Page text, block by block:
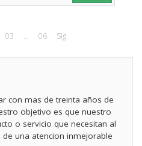
03 ... 06 Sig.
con mas de treinta años de
objetivo es que nuestro
o servicio que necesitan al
una atencion inmejorable